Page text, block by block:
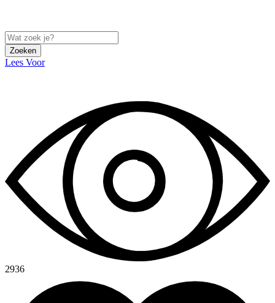
Zoeken
Lees Voor
2936